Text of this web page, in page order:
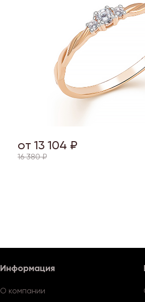
от 13 104 ₽
16 380 ₽
Информация
О компании